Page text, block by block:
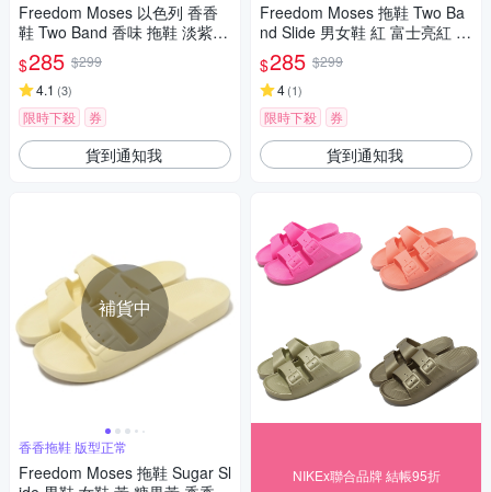
Freedom Moses 以色列 香香
鞋 Two Band 香味 拖鞋 淡紫
薰衣草紫 男女鞋 FMHYDR
$285 $299
4.1 (3)
限時下殺 券
貨到通知我
補貨中
香香拖鞋 版型正常
Freedom Moses 拖鞋 Sugar Sl
Freedom Moses 拖鞋 Two Ba
nd Slide 男女鞋 紅 富士亮紅 香
香拖 戶外 FMFUJ
$285 $299
4(1)
限時下殺 券
貨到通知我
NIKEx聯合品牌 結帳95折